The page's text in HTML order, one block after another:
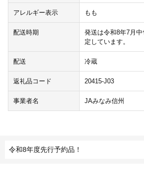
アレルギー表示 もも
配送時期
発送は令和8年7月
定しています。
配送 冷蔵
返礼品コード 20415-J03
事業者名 JAみなみ信州
令和8年度先行予約品！